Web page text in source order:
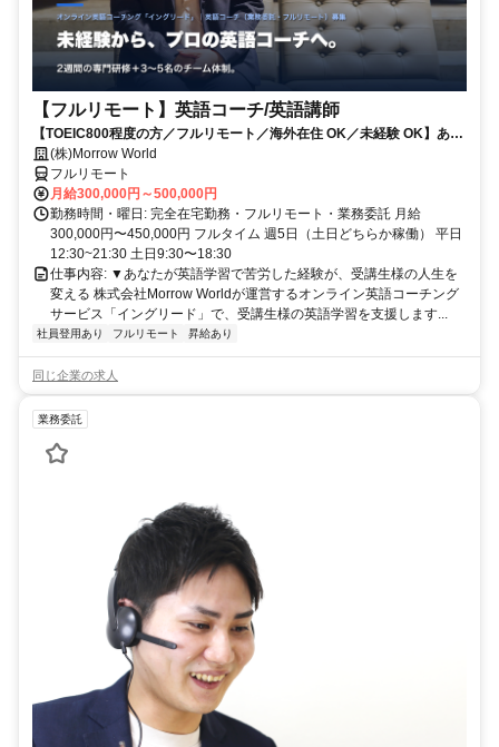
【フルリモート】英語コーチ/英語講師
【TOEIC800程度の方／フルリモート／海外在住 OK／未経験 OK】あな
たが英語学習で経験した失敗も成功も。すべてが、受講生の人生を変え
るお仕事です。
(株)Morrow World
フルリモート
月給300,000円～500,000円
勤務時間・曜日: 完全在宅勤務・フルリモート・業務委託 月給
300,000円〜450,000円 フルタイム 週5日（土日どちらか稼働） 平日
12:30~21:30 土日9:30〜18:30
仕事内容: ▼あなたが英語学習で苦労した経験が、受講生様の人生を
変える 株式会社Morrow Worldが運営するオンライン英語コーチング
サービス「イングリード」で、受講生様の英語学習を支援します...
社員登用あり フルリモート 昇給あり
同じ企業の求人
業務委託